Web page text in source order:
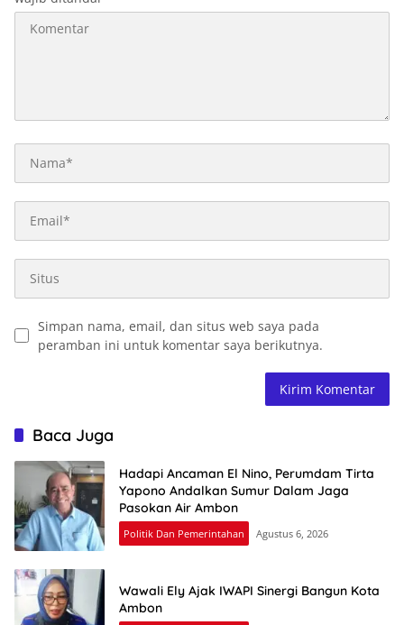
Simpan nama, email, dan situs web saya pada
peramban ini untuk komentar saya berikutnya.
Baca Juga
Hadapi Ancaman El Nino, Perumdam Tirta
Yapono Andalkan Sumur Dalam Jaga
Pasokan Air Ambon
Politik Dan Pemerintahan Agustus 6, 2026
Wawali Ely Ajak IWAPI Sinergi Bangun Kota
Ambon